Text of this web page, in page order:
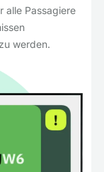
alle Passagiere
werden.